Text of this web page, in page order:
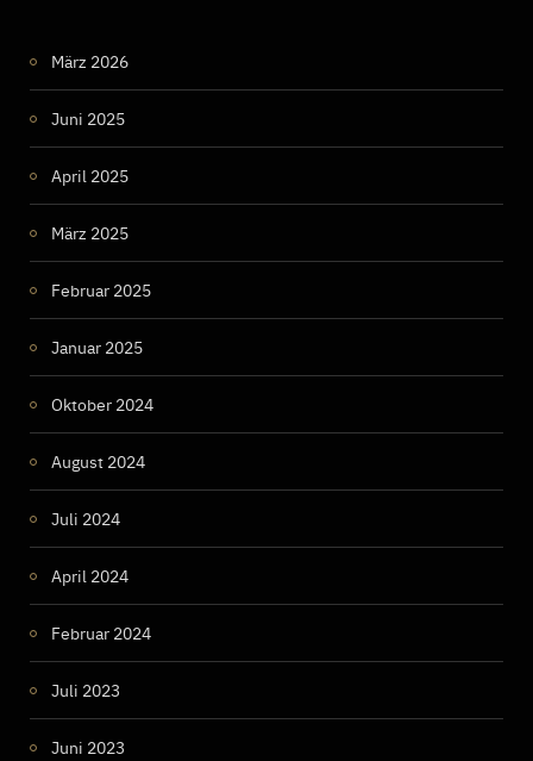
März 2026
Juni 2025
April 2025
März 2025
Februar 2025
Januar 2025
Oktober 2024
August 2024
Juli 2024
April 2024
Februar 2024
Juli 2023
Juni 2023